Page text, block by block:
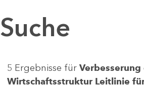
Suche
5 Ergebnisse für
Wirtschaftsstruktur Leitlinie